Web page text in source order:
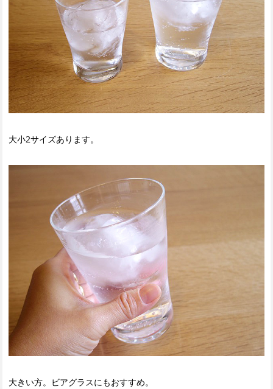
大小2サイズあります。
大きい方。ビアグラスにもおすすめ。